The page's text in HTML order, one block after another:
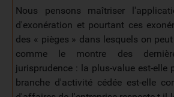
Nous pensons maîtriser
d'exonération et pourtant ces
des « pièges » dans lesquels on
comme le montre des
jurisprudence : la plus-value est-elle
branche d'activité cédée est-elle